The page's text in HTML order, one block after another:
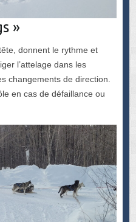
»
donnent le rythme et
l’attelage dans les
changements de direction.
en cas de défaillance ou